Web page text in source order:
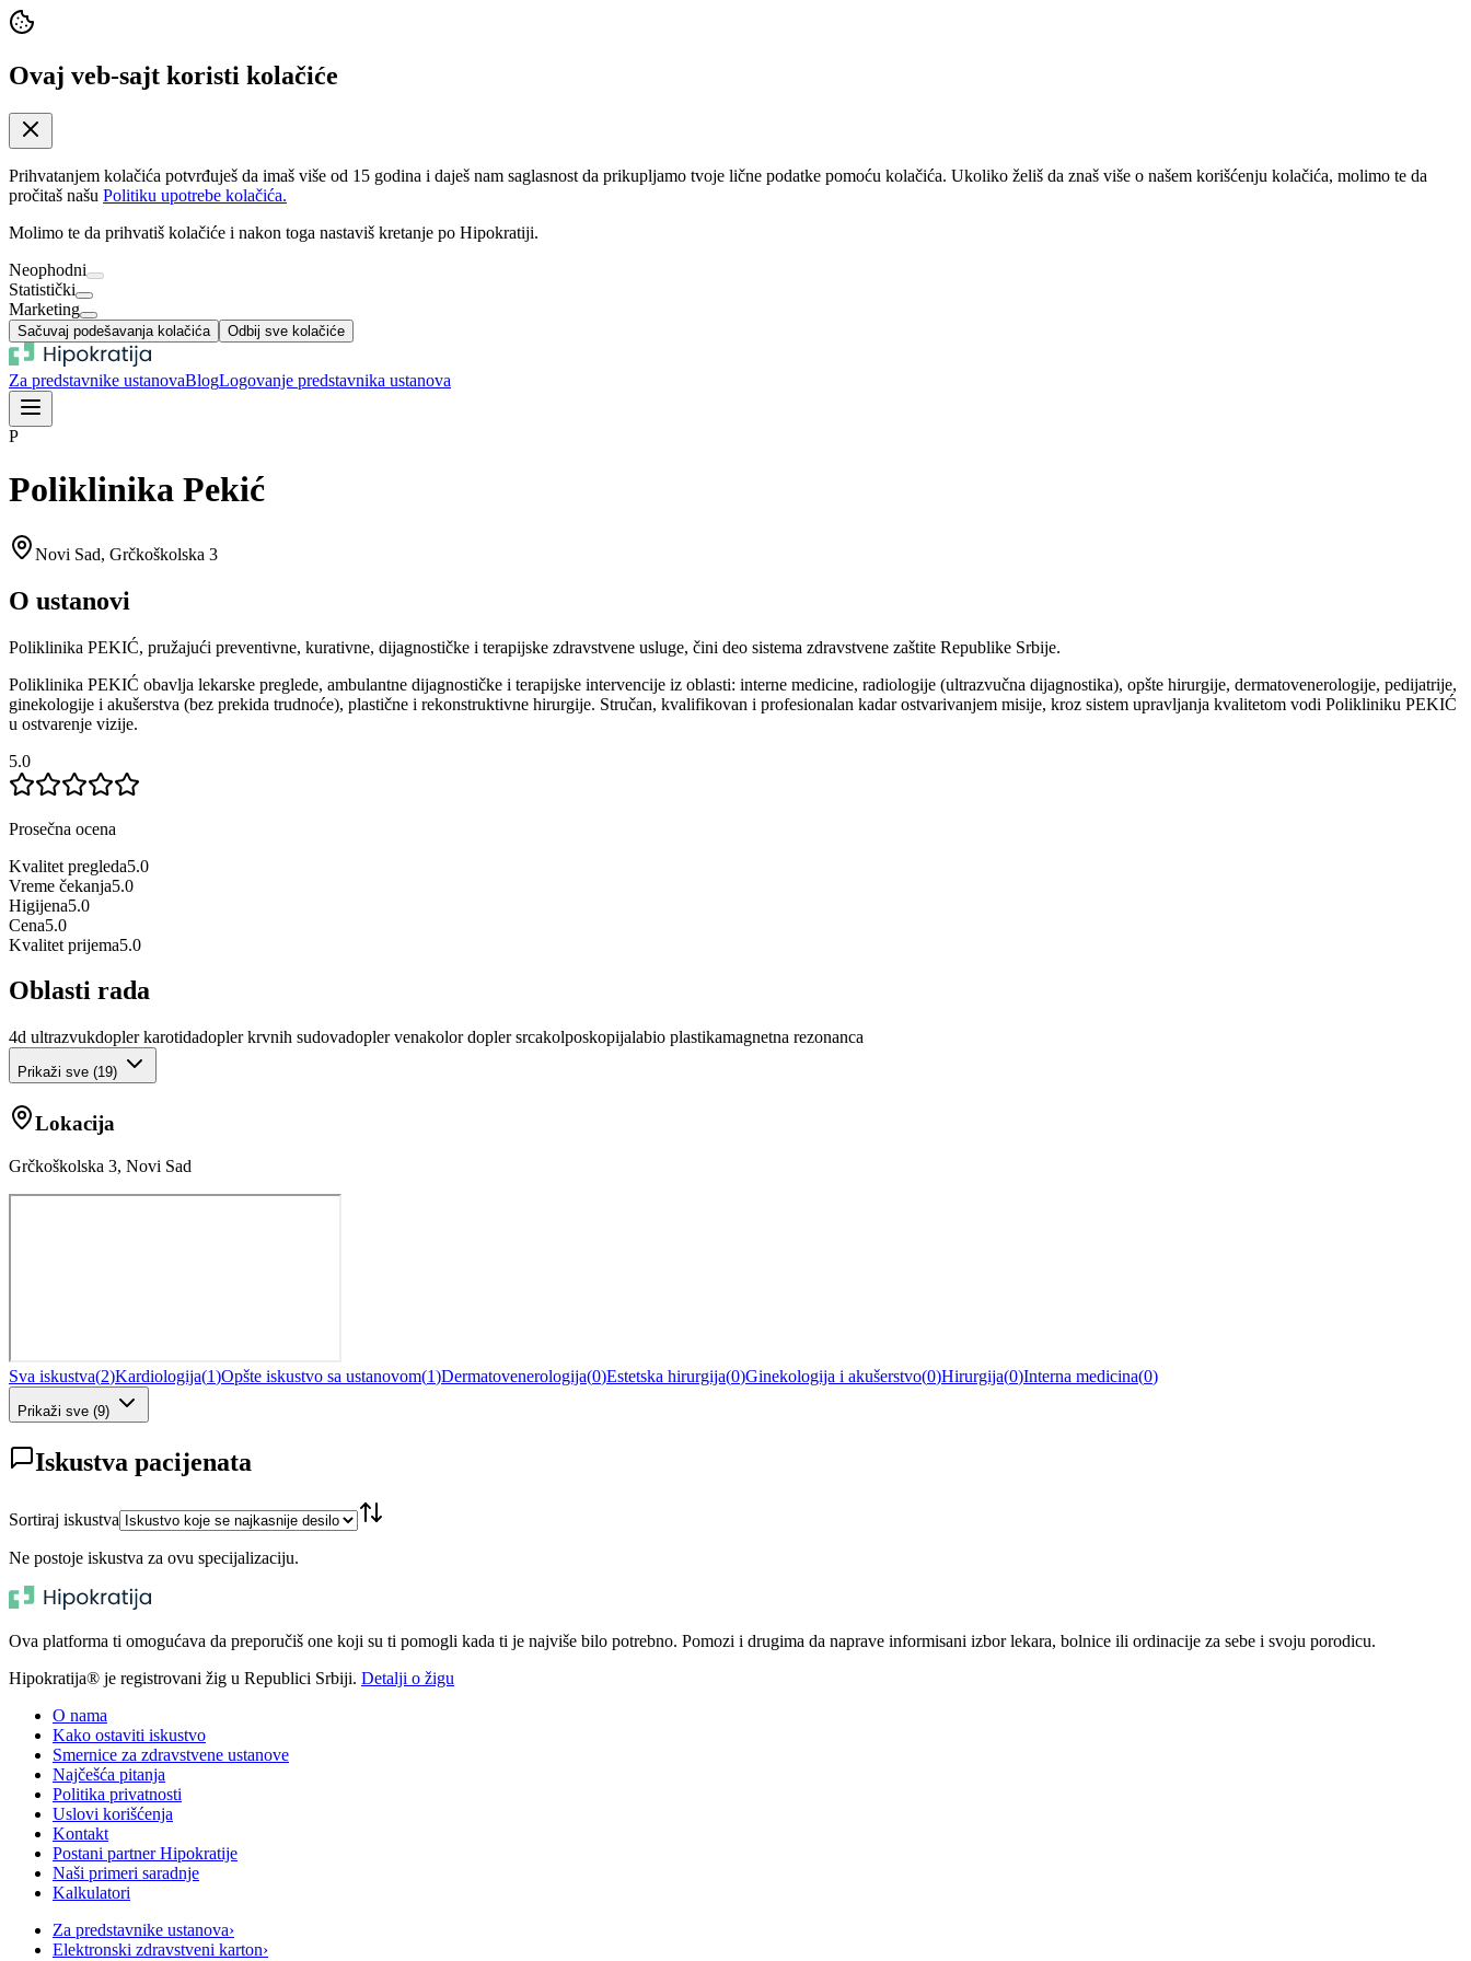
Ovaj veb-sajt koristi kolačiće
Prihvatanjem kolačića potvrđuješ da imaš više od 15 godina i daješ nam saglasnost da prikupljamo tvoje lične podatke pomoću kolačića. Ukoliko želiš da znaš više o našem korišćenju kolačića, molimo te da
pročitaš našu Politiku upotrebe kolačića.
Molimo te da prihvatiš kolačiće i nakon toga nastaviš kretanje po Hipokratiji.
Neophodni
Statistički
Marketing
Sačuvaj podešavanja kolačića Odbij sve kolačiće
Za predstavnike ustanovaBlogLogovanje predstavnika ustanova
P
Poliklinika Pekić
Novi Sad, Grčkoškolska 3
O ustanovi
Poliklinika PEKIĆ, pružajući preventivne, kurativne, dijagnostičke i terapijske zdravstvene usluge, čini deo sistema zdravstvene zaštite Republike Srbije.
Poliklinika PEKIĆ obavlјa lekarske preglede, ambulantne dijagnostičke i terapijske intervencije iz oblasti: interne medicine, radiologije (ultrazvučna dijagnostika), opšte hirurgije, dermatovenerologije, pedijatrije,
ginekologije i akušerstva (bez prekida trudnoće), plastične i rekonstruktivne hirurgije. Stručan, kvalifikovan i profesionalan kadar ostvarivanjem misije, kroz sistem upravljanja kvalitetom vodi Polikliniku PEKIĆ
u ostvarenje vizije.
5.0
Prosečna ocena
Kvalitet pregleda5.0
Vreme čekanja5.0
Higijena5.0
Cena5.0
Kvalitet prijema5.0
Oblasti rada
4d ultrazvukdopler karotidadopler krvnih sudovadopler venakolor dopler srcakolposkopijalabio plastikamagnetna rezonanca
Prikaži sve (19)
Lokacija
Grčkoškolska 3, Novi Sad
Sva iskustva(2)Kardiologija(1)Opšte iskustvo sa ustanovom(1)Dermatovenerologija(0)Estetska hirurgija(0)Ginekologija i akušerstvo(0)Hirurgija(0)Interna medicina(0)
Prikaži sve (9)
Iskustva pacijenata
Sortiraj iskustva
Ne postoje iskustva za ovu specijalizaciju.
Ova platforma ti omogućava da preporučiš one koji su ti pomogli kada ti je najviše bilo potrebno. Pomozi i drugima da naprave informisani izbor lekara, bolnice ili ordinacije za sebe i svoju porodicu.
Hipokratija® je registrovani žig u Republici Srbiji. Detalji o žigu
O nama
Kako ostaviti iskustvo
Smernice za zdravstvene ustanove
Najčešća pitanja
Politika privatnosti
Uslovi korišćenja
Kontakt
Postani partner Hipokratije
Naši primeri saradnje
Kalkulatori
Za predstavnike ustanova›
Elektronski zdravstveni karton›